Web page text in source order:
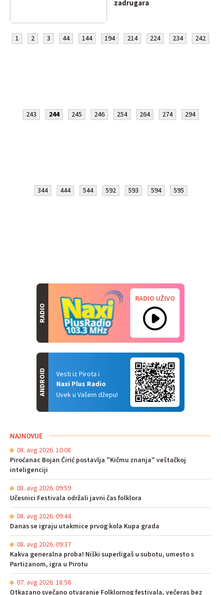
zadrugara
1 2 3 44 144 194 214 224 234 242
243 244 245 246 254 264 274 294
344 444 544 592 593 594 595
RADIO
RADIO UŽIVO
Vesti iz Pirota i
Naxi Plus Radio
Uvek u Vašem džepu!
ANDROID
NAJNOVIJE
08. avg 2026. 10:08
Piroćanac Bojan Ćirić postavlja "Kičmu znanja" veštačkoj
inteligenciji
08. avg 2026. 09:59
Učesnici Festivala održali javni čas folklora
08. avg 2026. 09:44
Danas se igraju utakmice prvog kola Kupa grada
08. avg 2026. 09:37
Kakva generalna proba! Niški superligaš u subotu, umesto s
Partizanom, igra u Pirotu
07. avg 2026. 18:56
Otkazano svečano otvaranje Folklornog festivala, večeras bez